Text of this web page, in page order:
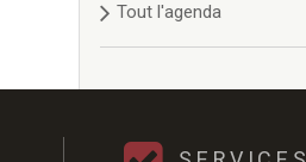
Tout l'agenda